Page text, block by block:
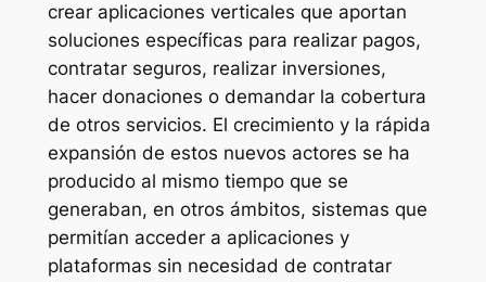
crear aplicaciones verticales que aportan
soluciones específicas para realizar pagos,
contratar seguros, realizar inversiones,
hacer donaciones o demandar la cobertura
de otros servicios. El crecimiento y la rápida
expansión de estos nuevos actores se ha
producido al mismo tiempo que se
generaban, en otros ámbitos, sistemas que
permitían acceder a aplicaciones y
plataformas sin necesidad de contratar